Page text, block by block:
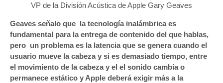
VP de la División Acústica de Apple Gary Geaves
Geaves señalo que la tecnología inalámbrica es
fundamental para la entrega de contenido del que hablas,
pero un problema es la latencia que se genera cuando el
usuario mueve la cabeza y si es demasiado tiempo, entre
el movimiento de la cabeza y el el sonido cambia o
permanece estático y Apple deberá exigir más a la